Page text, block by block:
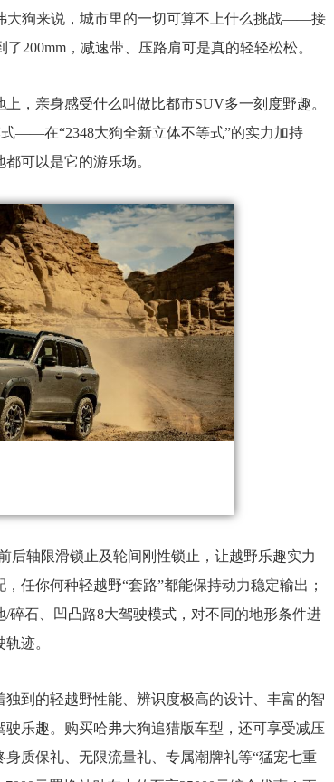
大狗来说，城市里的一切可算不上什么挑战——接
200mm，减速带、压路肩可是真的轻轻松松。
，亲身感受什么叫做比都市SUV多一刻度野趣。
——在“2348大狗全新立体不等式”的实力加持
可以是它的游乐场。
后轴限滑锁止及轮间刚性锁止，让越野乐趣实力
任你何种轻越野“套路”都能保持动力稳定输出；
石、凹凸路8大驾驶模式，对不同的地形条件进
迹。
到的轻越野性能、辨识度极高的设计、丰富的智
乐趣。购买哈弗大狗追猎版车型，还可享受减压
质保礼、无限流量礼、专属潮牌礼等“猛宠七重